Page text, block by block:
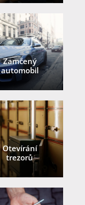
Zamčený
automobil
Otevírání
trezorů